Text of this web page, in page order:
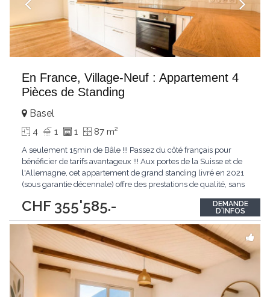
En France, Village-Neuf : Appartement 4
Pièces de Standing
CHF 355'585.-
Basel
4 1 1 87 m2
A seulement 15min de Bâle !!! Passez du côté français pour
bénéficier de tarifs avantageux !!! Aux portes de la Suisse et de
l'Allemagne, cet appartement de grand standing livré en 2021
(sous garantie décennale) offre des prestations de qualité, sans
50 m² lumineux (orientation Sud) avec cuisine ouverte
entièrement...
DEMANDE
D'INFOS